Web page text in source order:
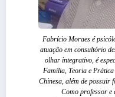
Fabrício Moraes é
atuação em consultório
olhar integrativo, é
Família, Teoria e
Chinesa, além de possuir
Como professor e